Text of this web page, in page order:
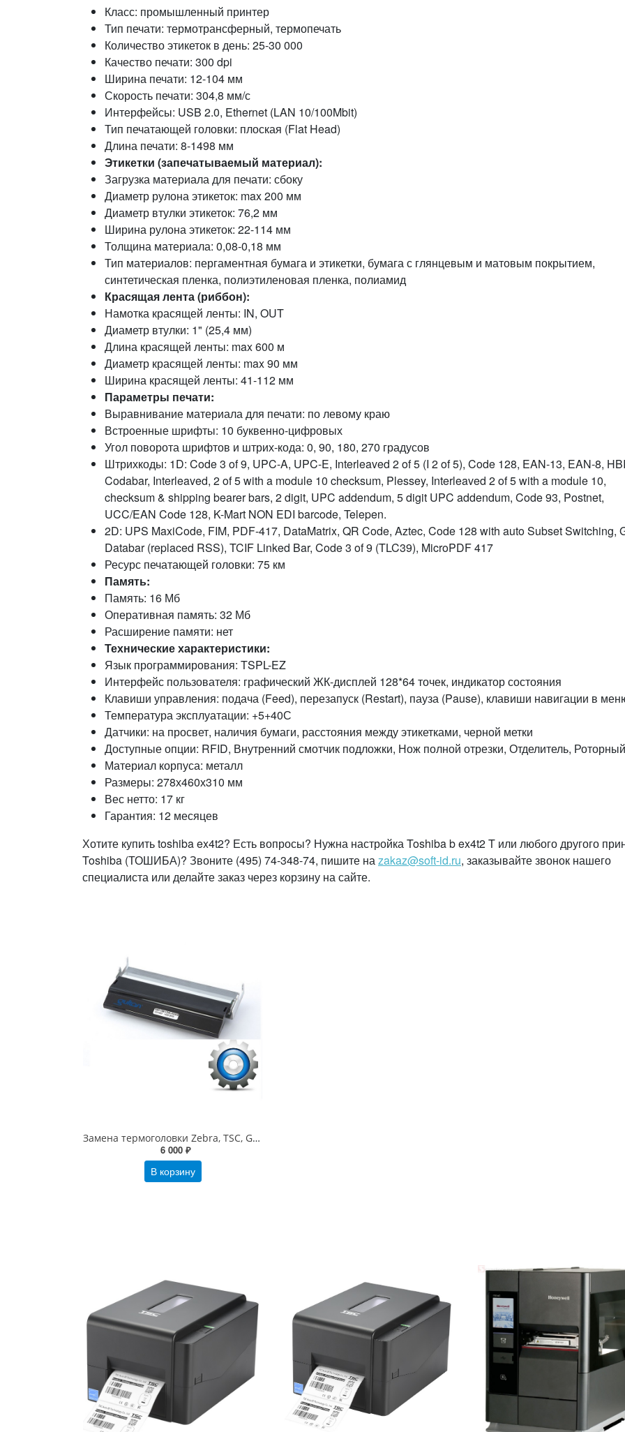
Класс: промышленный принтер
Тип печати: термотрансферный, термопечать
Количество этикеток в день: 25-30 000
Качество печати: 300 dpi
Ширина печати: 12-104 мм
Скорость печати: 304,8 мм/с
Интерфейсы: USB 2.0, Ethernet (LAN 10/100Mbit)
Тип печатающей головки: плоская (Flat Head)
Длина печати: 8-1498 мм
Этикетки (запечатываемый материал):
Загрузка материала для печати: сбоку
Диаметр рулона этикеток: max 200 мм
Диаметр втулки этикеток: 76,2 мм
Ширина рулона этикеток: 22-114 мм
Толщина материала: 0,08-0,18 мм
Тип материалов: пергаментная бумага и этикетки, бумага с глянцевым и матовым покрытием,
синтетическая пленка, полиэтиленовая пленка, полиамид
Красящая лента (риббон):
Намотка красящей ленты: IN, OUT
Диаметр втулки: 1" (25,4 мм)
Длина красящей ленты: max 600 м
Диаметр красящей ленты: max 90 мм
Ширина красящей ленты: 41-112 мм
Параметры печати:
Выравнивание материала для печати: по левому краю
Встроенные шрифты: 10 буквенно-цифровых
Угол поворота шрифтов и штрих-кода: 0, 90, 180, 270 градусов
Штрихкоды: 1D: Code 3 of 9, UPC-A, UPC-E, Interleaved 2 of 5 (I 2 of 5), Code 128, EAN-13, EAN-8,
Codabar, Interleaved, 2 of 5 with a module 10 checksum, Plessey, Interleaved 2 of 5 with a module 10,
checksum & shipping bearer bars, 2 digit, UPC addendum, 5 digit UPC addendum, Code 93, Postnet,
UCC/EAN Code 128, K-Mart NON EDI barcode, Telepen.
2D: UPS MaxiCode, FIM, PDF-417, DataMatrix, QR Code, Aztec, Code 128 with auto Subset Switching,
Databar (replaced RSS), TCIF Linked Bar, Code 3 of 9 (TLC39), MicroPDF 417
Ресурс печатающей головки: 75 км
Память:
Память: 16 Мб
Оперативная память: 32 Мб
Расширение памяти: нет
Технические характеристики:
Язык программирования: TSPL-EZ
Интерфейс пользователя: графический ЖК-дисплей 128*64 точек, индикатор состояния
Клавиши управления: подача (Feed), перезапуск (Restart), пауза (Pause), клавиши навигации в
Температура эксплуатации: +5+40С
Датчики: на просвет, наличия бумаги, расстояния между этикетками, черной метки
Доступные опции: RFID, Внутренний смотчик подложки, Нож полной отрезки, Отделитель,
Материал корпуса: металл
Размеры: 278х460х310 мм
Вес нетто: 17 кг
Гарантия: 12 месяцев
Хотите купить toshiba ex4t2? Есть вопросы? Нужна настройка Toshiba b ex4t2 T или любого другого
Toshiba (ТОШИБА)? Звоните (495) 74-348-74, пишите наzakaz@soft-id.ru, заказывайте звонок нашего
специалиста или делайте заказ через корзину на сайте.
Замена термоголовки Zebra, TSC, Godex, Toshiba, cab и др. (выезд по Москве в пределах МКАД)
6 000 ₽
В корзину